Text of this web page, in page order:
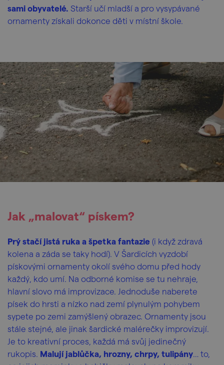
sami obyvatelé. Starší učí mladší a pro vysypávané
ornamenty získali dokonce děti v místní škole.
Jak „malovat“ pískem?
Prý stačí jistá ruka a špetka fantazie (i když zdravá
kolena a záda se taky hodí). V Šardicích vyzdobí
pískovými ornamenty okolí svého domu před hody
každý, kdo umí. Na odborné komise se tu nehraje,
hlavní slovo má improvizace. Jednoduše naberete
písek do hrsti a nízko nad zemí plynulým pohybem
sypete po zemi zamýšlený obrazec. Ornamenty jsou
stále stejné, ale jinak šardické malérečky improvizují.
Je to kreativní proces, každá má svůj jedinečný
rukopis. Malují jablůčka, hrozny, chrpy, tulipány… to,